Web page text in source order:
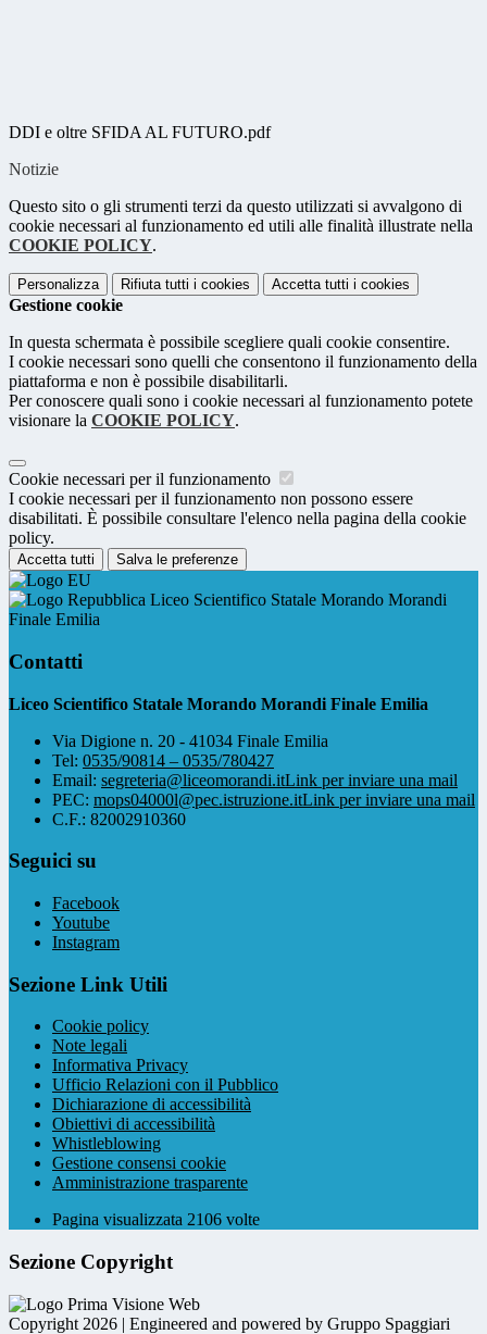
DDI e oltre SFIDA AL FUTURO.pdf
Notizie
Questo sito o gli strumenti terzi da questo utilizzati si avvalgono di
cookie necessari al funzionamento ed utili alle finalità illustrate nella
COOKIE POLICY.
Personalizza Rifiuta tutti i cookies Accetta tutti i cookies
Gestione cookie
In questa schermata è possibile scegliere quali cookie consentire.
I cookie necessari sono quelli che consentono il funzionamento della
piattaforma e non è possibile disabilitarli.
Per conoscere quali sono i cookie necessari al funzionamento potete
visionare la COOKIE POLICY.
Cookie necessari per il funzionamento
I cookie necessari per il funzionamento non possono essere
disabilitati. È possibile consultare l'elenco nella pagina della cookie
policy.
Accetta tutti Salva le preferenze
Liceo Scientifico Statale Morando Morandi
Finale Emilia
Contatti
Liceo Scientifico Statale Morando Morandi Finale Emilia
Via Digione n. 20 - 41034 Finale Emilia
Tel: 0535/90814 – 0535/780427
Email: segreteria@liceomorandi.itLink per inviare una mail
PEC: mops04000l@pec.istruzione.itLink per inviare una mail
C.F.: 82002910360
Seguici su
Facebook
Youtube
Instagram
Sezione Link Utili
Cookie policy
Note legali
Informativa Privacy
Ufficio Relazioni con il Pubblico
Dichiarazione di accessibilità
Obiettivi di accessibilità
Whistleblowing
Gestione consensi cookie
Amministrazione trasparente
Pagina visualizzata 2106 volte
Sezione Copyright
Copyright 2026 | Engineered and powered by Gruppo Spaggiari